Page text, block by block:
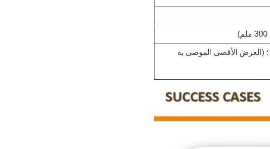
الطول 50-190mm ؛ العرض 50-150mm ؛ (العرض الأقصى الموصى به